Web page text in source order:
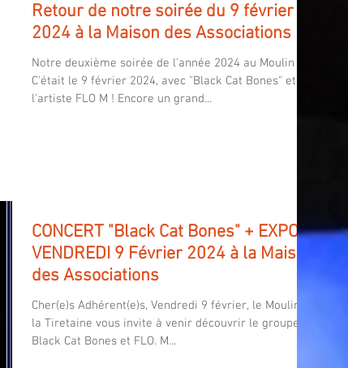
Retour de notre soirée du 9 février
2024 à la Maison des Associations
Notre deuxième soirée de l'année 2024 au Moulin
C'était le 9 février 2024, avec "Black Cat Bones" et
l'artiste FLO M ! Encore un grand...
CONCERT "Black Cat Bones" + EXPO :
VENDREDI 9 Février 2024 à la Maison
des Associations
Cher(e)s Adhérent(e)s, Vendredi 9 février, le Moulin de
la Tiretaine vous invite à venir découvrir le groupe
Black Cat Bones et FLO. M...